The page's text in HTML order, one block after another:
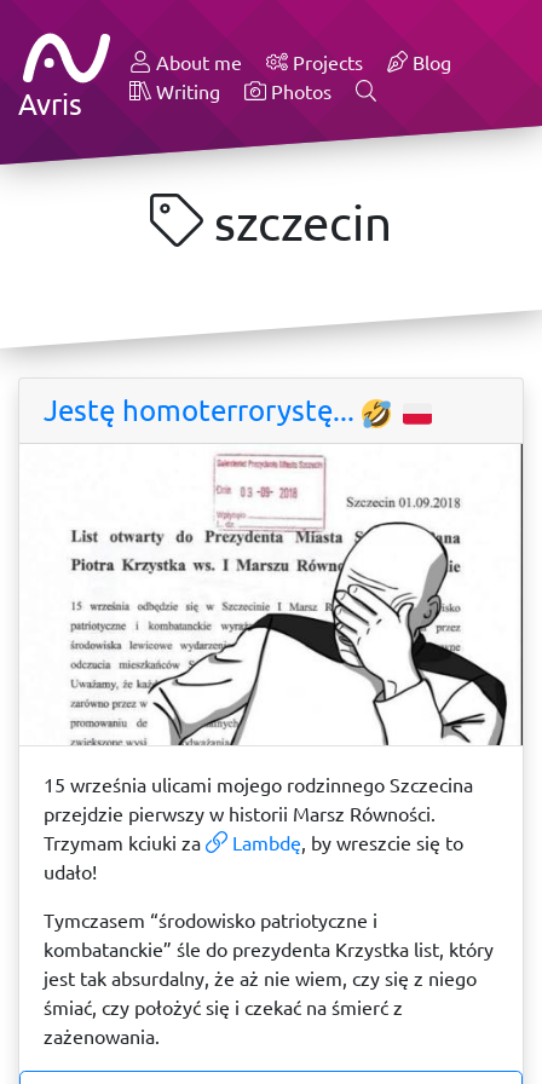
Avris
About me Projects
Blog
Writing
Photos
szczecin
Jestę homoterrorystę...
15 września ulicami mojego rodzinnego Szczecina
przejdzie pierwszy w historii Marsz Równości.
Trzymam kciuki za
Lambdę , by wreszcie się to
udało!
Tymczasem “środowisko patriotyczne i
kombatanckie” śle do prezydenta Krzystka list, który
jest tak absurdalny, że aż nie wiem, czy się z niego
śmiać, czy położyć się i czekać na śmierć z
zażenowania.